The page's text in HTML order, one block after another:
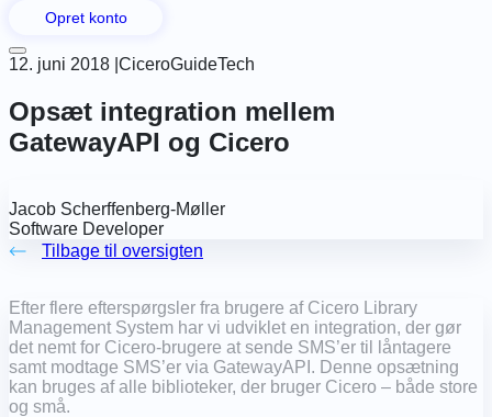
Opret konto
12. juni 2018 CiceroGuideTech
Opsæt integration mellem
GatewayAPI og Cicero
Jacob Scherffenberg-Møller
Software Developer
Tilbage til oversigten
Efter flere efterspørgsler fra brugere af Cicero Library
Management System har vi udviklet en integration, der gør
det nemt for Cicero-brugere at sende SMS’er til låntagere
samt modtage SMS’er via GatewayAPI. Denne opsætning
kan bruges af alle biblioteker, der bruger Cicero – både store
og små.